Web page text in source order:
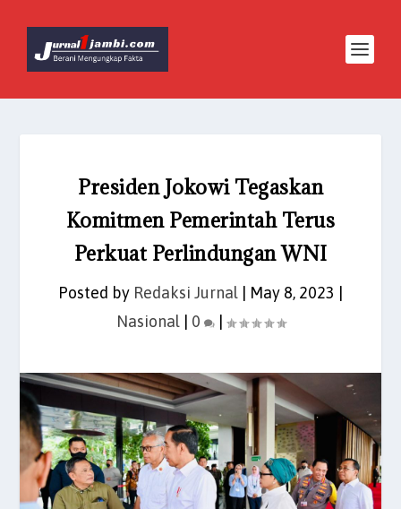
Presiden Jokowi Tegaskan
Komitmen Pemerintah Terus
Perkuat Perlindungan WNI
Posted by Redaksi Jurnal May 8, 2023
Nasional| 0 |